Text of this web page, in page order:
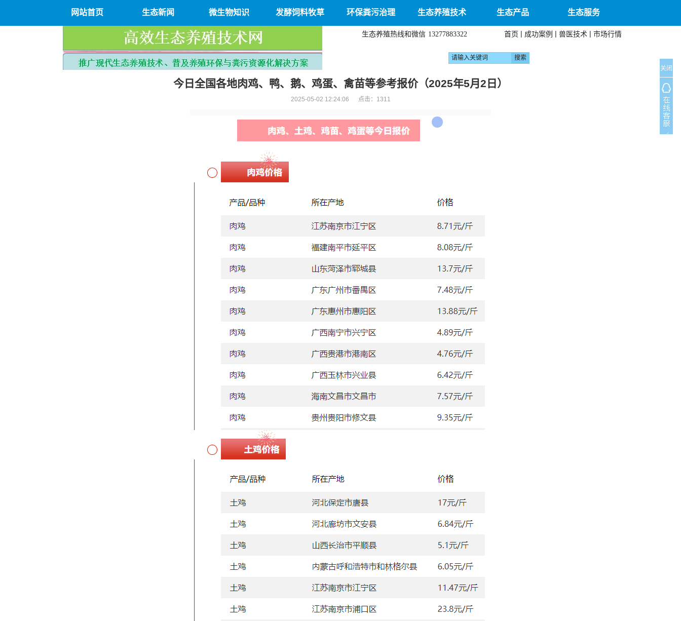
网站首页 生态新闻 微生物知识 发酵饲料牧草 环保粪污治理 生态养殖技术 生态产品 生态服务
首页 | 成功案例 | 兽医技术 | 市场行情
生态养殖热线和微信 13277883322
今日全国各地肉鸡、鸭、鹅、鸡蛋、禽苗等参考报价（2025年5月2日）
2025-05-02 12:24:06 点击： 1311
关闭